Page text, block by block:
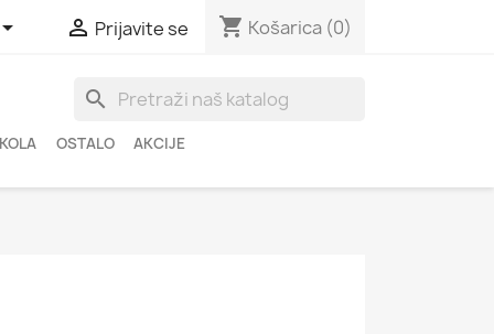
 Prijavite se shopping_cart Košarica (0)
search
OSTALO AKCIJE